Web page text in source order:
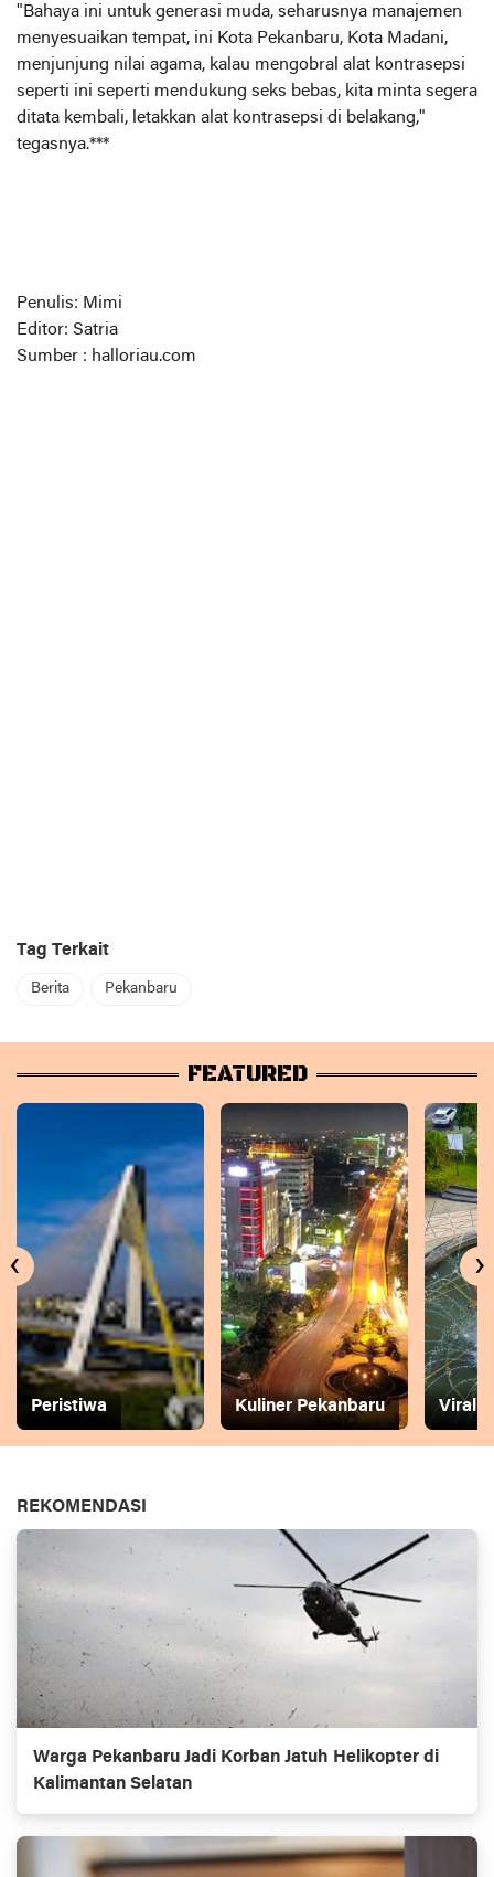
"Bahaya ini untuk generasi muda, seharusnya manajemen
menyesuaikan tempat, ini Kota Pekanbaru, Kota Madani,
menjunjung nilai agama, kalau mengobral alat kontrasepsi
seperti ini seperti mendukung seks bebas, kita minta segera
ditata kembali, letakkan alat kontrasepsi di belakang,"
tegasnya.***
Penulis: Mimi
Editor: Satria
Sumber : halloriau.com
Tag Terkait
Berita Pekanbaru
FEATURED
Peristiwa Kuliner Pekanbaru Viral
‹ ›
REKOMENDASI
Warga Pekanbaru Jadi Korban Jatuh Helikopter di
Kalimantan Selatan